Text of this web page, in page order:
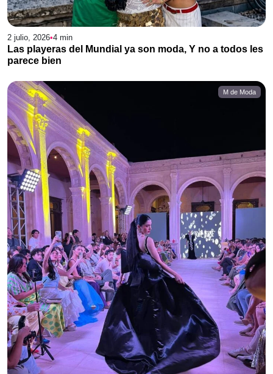
2 julio, 2026•4 min
Las playeras del Mundial ya son moda, Y no a todos les
parece bien
M de Moda